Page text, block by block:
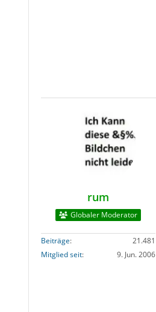
rum
Globaler Moderator
Beiträge
21.481
Mitglied seit
9. Jun. 2006